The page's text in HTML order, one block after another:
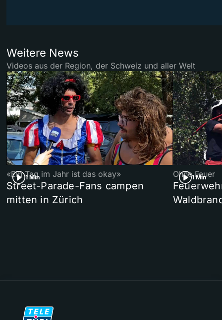
Weitere News
Videos aus der Region, der Schweiz und aller Welt
1 Min
«Ein Tag im Jahr ist das okay»
Street-Parade-Fans campen
mitten in Zürich
1 Min
Ohne Feuer